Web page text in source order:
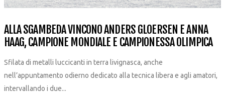
ALLA SGAMBEDA VINCONO ANDERS GLOERSEN E ANNA
HAAG, CAMPIONE MONDIALE E CAMPIONESSA OLIMPICA
Sfilata di metalli luccicanti in terra livignasca, anche
nell’appuntamento odierno dedicato alla tecnica libera e agli amatori,
intervallando i due...